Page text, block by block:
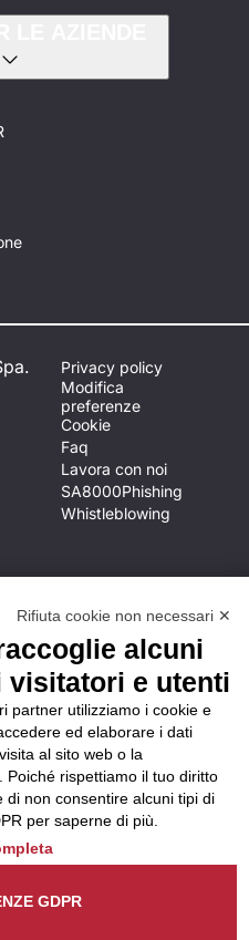
parte
è
un
Privacy policy
Modifica
preferenze
Cookie
Faq
Lavora con noi
SA8000Phishing
Whistleblowing
Rifiuta cookie non necessari ✕
alcuni
visitatori e utenti
partner utilizziamo i cookie e
ed elaborare i dati
al sito web o la
Poiché rispettiamo il tuo diritto
di non consentire alcuni tipi di
per saperne di più.
GDPR